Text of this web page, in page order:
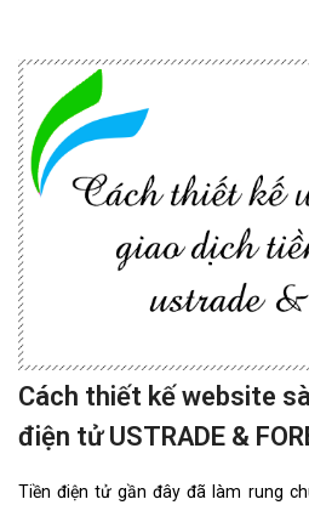
Cách thiết kế website
điện tử USTRADE &
Tiền điện tử gần đây đã làm rung